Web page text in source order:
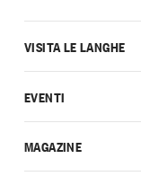
VISITA LE LANGHE
EVENTI
MAGAZINE